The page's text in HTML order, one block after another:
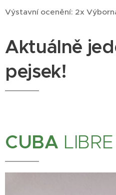
Výstavní ocenění: 2x
Aktuálně
pejsek!
CUBA LIBRE